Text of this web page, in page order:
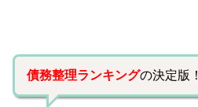
債務整理ランキングの決定版！